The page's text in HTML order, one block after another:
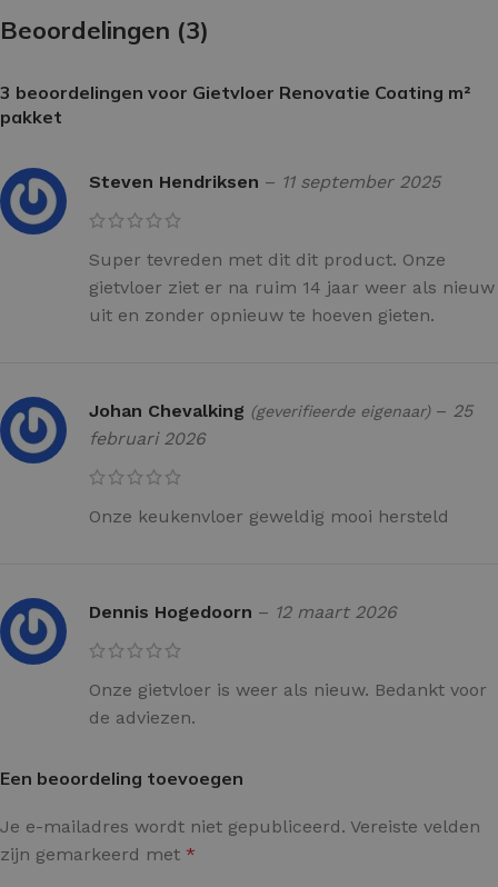
Beoordelingen (3)
3 beoordelingen voor Gietvloer Renovatie Coating m²
pakket
Steven Hendriksen – 11 september 2025
Super tevreden met dit dit product. Onze
gietvloer ziet er na ruim 14 jaar weer als nieuw
uit en zonder opnieuw te hoeven gieten.
Johan Chevalking (geverifieerde eigenaar) – 25
februari 2026
Onze keukenvloer geweldig mooi hersteld
Dennis Hogedoorn – 12 maart 2026
Onze gietvloer is weer als nieuw. Bedankt voor
de adviezen.
Een beoordeling toevoegen
Je e-mailadres wordt niet gepubliceerd. Vereiste velden
zijn gemarkeerd met *